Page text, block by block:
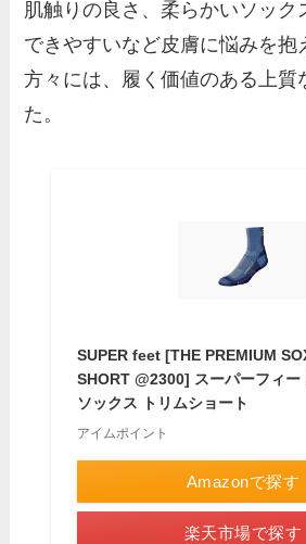
肌触りの良さ、柔らかいソック
できやすいなど皮膚に悩みを抱
方々には、履く価値のある上質
た。
SUPER feet [THE PREMIUM
SHORT @2300] スーパーフィー
ソックス トリムショート
アイムポイント
Amazonで探す
楽天市場で探す